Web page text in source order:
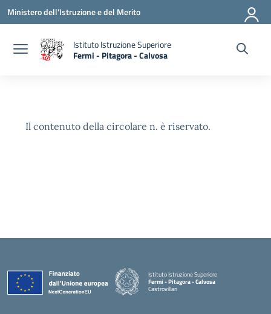
Vai ai contenuti
Vai al menu di navigazione
Vai al footer
Ministero dell'Istruzione e del Merito
Istituto Istruzione Superiore
Fermi - Pitagora - Calvosa
— Visita la pagina iniziale della scuola
Il contenuto della circolare n. è riservato.
Istituto Istruzione Superiore
Fermi - Pitagora - Calvosa
Castrovillari